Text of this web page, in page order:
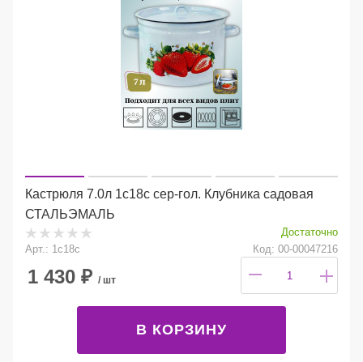
Кастрюля 7.0л 1с18с сер-гол. Клубника садовая
СТАЛЬЭМАЛЬ
Достаточно
Арт.: 1с18с
Код: 00-00047216
1 430 ₽ / шт
В КОРЗИНУ